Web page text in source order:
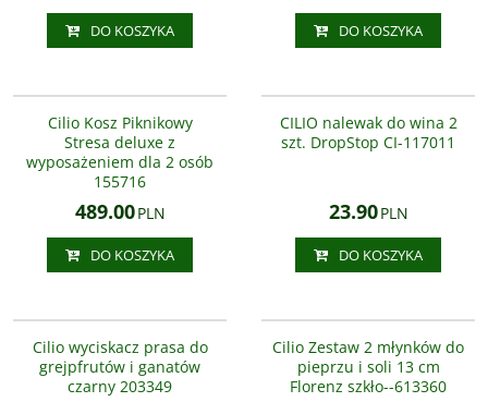
DO KOSZYKA DO KOSZYKA
Ręcznie wykonany wiklinowy kosz
piknikowy z wyposażeniem na
piknik dla dwóch osób. Kosz
wyposażony jest w komorę
termiczną, a skórzane paski
gwarantują, że podczas ...
Cilio Kosz Piknikowy
Stresa deluxe z
wyposażeniem dla 2 osób
155716
489.00PLN
DO KOSZYKA
Zestaw dwóch poręcznych
nalewaków do wina w formie
dysków. Nietypowy nalewak do
wina DropStop na pierwszy rzut
CILIO nalewak do wina 2
szt. DropStop CI-117011
23.90PLN
DO KOSZYKA
Wyciskacz do granatów i innych
owoców. Profesjonalny wyciskacz
pozwoli w łatwy, niewymagający
siły sposób uzyskać sok z granatów
oraz innych owoców – np. ...
Cilio wyciskacz prasa do
grejpfrutów i ganatów
czarny 203349
Cilio Zestaw 2 młynków do
pieprzu i soli 13 cm
Florenz szkło--613360